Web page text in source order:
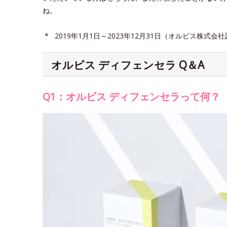
ね。
* 2019年1月1日～2023年12月31日（オルビス株式会社
オルビス ディフェンセラ Q＆A
Q1：オルビス ディフェンセラって何？